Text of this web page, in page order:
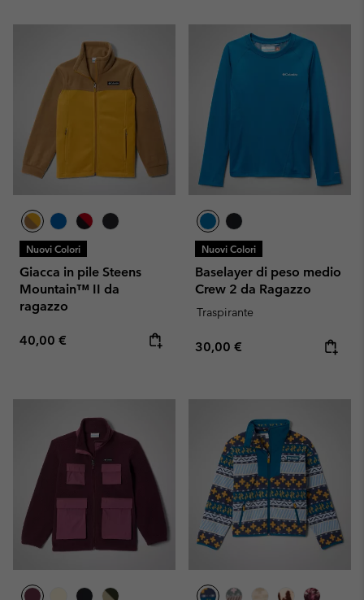
Nuovi Colori
Giacca in pile Steens
Mountain™ II da
ragazzo
Regular price:
40,00 €
Nuovi Colori
Baselayer di peso medio
Crew 2 da Ragazzo
Traspirante
Regular price:
30,00 €